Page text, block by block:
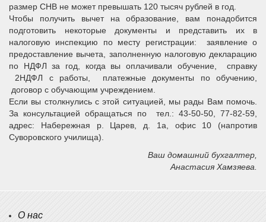
размер СНВ не может превышать 120 тысяч рублей в год.
Чтобы получить вычет на образование, вам понадобится
подготовить некоторые документы и представить их в
налоговую инспекцию по месту регистрации: заявление о
предоставление вычета, заполненную налоговую декларацию
по НДФЛ за год, когда вы оплачивали обучение, справку
2НДФЛ с работы, платежные документы по обучению,
договор с обучающим учреждением.
Если вы столкнулись с этой ситуацией, мы рады Вам помочь.
За консультацией обращаться по тел.: 43-50-50, 77-82-59,
адрес: Набережная р. Царев, д. 1а, офис 10 (напротив
Суворовского училища).
Ваш домашний бухгалтер,
Анастасия Хамзяева.
О нас